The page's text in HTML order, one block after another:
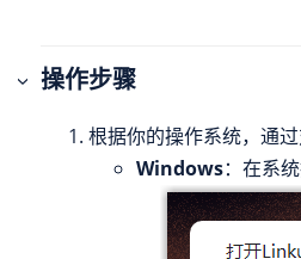
操作步骤
根据你的操作系统，通
Windows：在系